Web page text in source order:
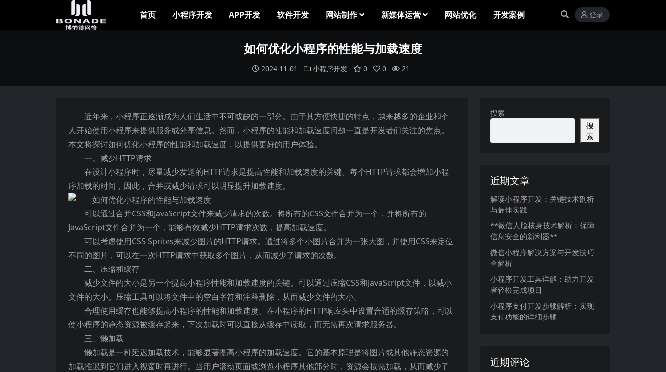
首页 小程序开发 APP开发 软件开发 网站制作 新媒体运营 网站优化 开发案例 登录
如何优化小程序的性能与加载速度
2024-11-01 小程序开发 0 0 21
近年来，小程序正逐渐成为人们生活中不可或缺的一部分。由于其方便快捷的特点，越来越多的企业和个
人开始使用小程序来提供服务或分享信息。然而，小程序的性能和加载速度问题一直是开发者们关注的焦点。
本文将探讨如何优化小程序的性能和加载速度，以提供更好的用户体验。
一、减少HTTP请求
在设计小程序时，尽量减少发送的HTTP请求是提高性能和加载速度的关键。每个HTTP请求都会增加小程
序加载的时间，因此，合并或减少请求可以明显提升加载速度。
可以通过合并CSS和JavaScript文件来减少请求的次数。将所有的CSS文件合并为一个，并将所有的
JavaScript文件合并为一个，能够有效减少HTTP请求次数，提高加载速度。
可以考虑使用CSS Sprites来减少图片的HTTP请求。通过将多个小图片合并为一张大图，并使用CSS来定位
不同的图片，可以在一次HTTP请求中获取多个图片，从而减少了请求的次数。
二、压缩和缓存
减少文件的大小是另一个提高小程序性能和加载速度的关键。可以通过压缩CSS和JavaScript文件，以减小
文件的大小。压缩工具可以将文件中的空白字符和注释删除，从而减少文件的大小。
合理使用缓存也能够提高小程序的性能和加载速度。在小程序的HTTP响应头中设置合适的缓存策略，可以
使小程序的静态资源被缓存起来，下次加载时可以直接从缓存中读取，而无需再次请求服务器。
三、懒加载
懒加载是一种延迟加载技术，能够显著提高小程序的加载速度。它的基本原理是将图片或其他静态资源的
加载推迟到它们进入视窗时再进行。当用户滚动页面或浏览小程序其他部分时，资源会按需加载，从而减少了
搜索
搜
索
近期文章
解读小程序开发：关键技术剖析
与最佳实践
**微信人脸核身技术解析：保障
信息安全的新利器**
微信小程序解决方案与开发技巧
全解析
小程序开发工具详解：助力开发
者轻松完成项目
小程序支付开发步骤解析：实现
支付功能的详细步骤
近期评论